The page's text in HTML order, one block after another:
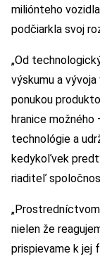
miliónteho
podčiarkla svoj
„Od
výskumu a
ponukou
hranice
technológie a
kedykoľvek
riaditeľ
„Prostredníctvom
nielen že
prispievame k jej